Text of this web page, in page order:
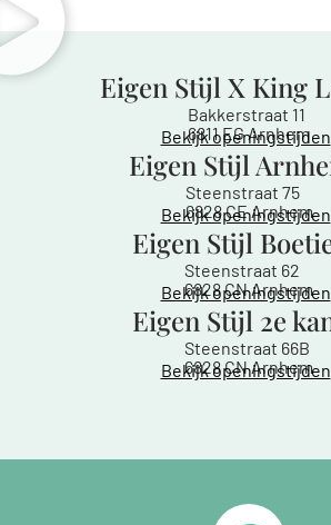
Eigen Stijl X King
Bakkerstraat 11
6811 EG Arnhem
Bekijk openingstijden
Eigen Stijl
Steenstraat 75
6828 CE Arnhem
Bekijk openingstijden
Eigen Stijl
Steenstraat 62
6828 CN Arnhem
Bekijk openingstijden
Eigen Stijl 2e
Steenstraat 66B
6828 CN Arnhem
Bekijk openingstijden